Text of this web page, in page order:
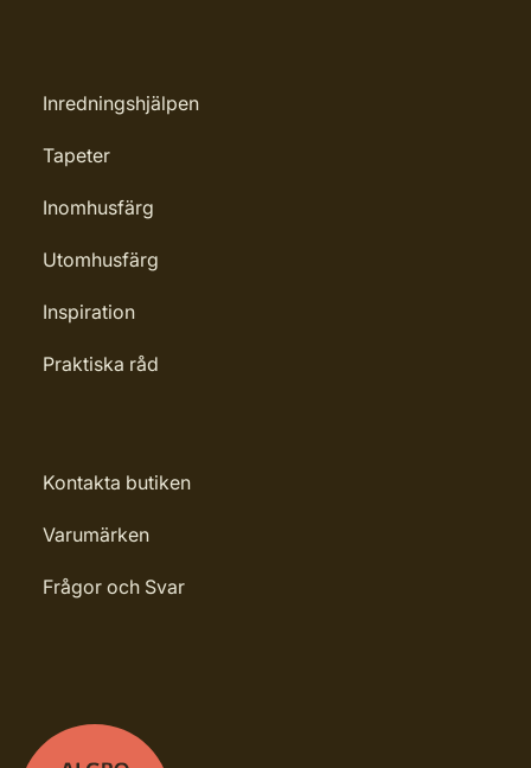
Inredningshjälpen
Tapeter
Inomhusfärg
Utomhusfärg
Inspiration
Praktiska råd
Kontakta butiken
Varumärken
Frågor och Svar